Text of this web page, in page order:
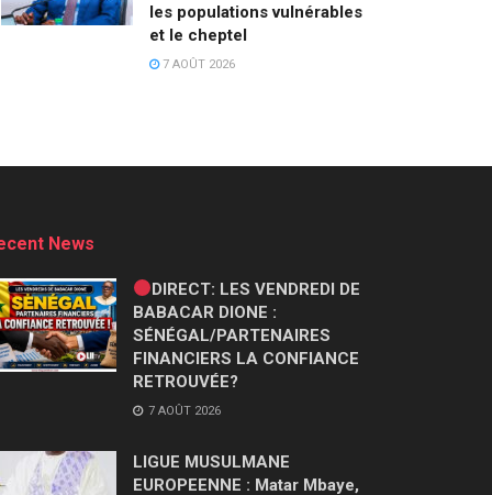
les populations vulnérables
et le cheptel
7 AOÛT 2026
News
DIRECT: LES VENDREDI DE
BABACAR DIONE :
SÉNÉGAL/PARTENAIRES
FINANCIERS LA CONFIANCE
RETROUVÉE?
7 AOÛT 2026
LIGUE MUSULMANE
EUROPEENNE : Matar Mbaye,